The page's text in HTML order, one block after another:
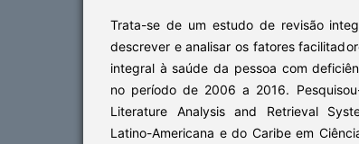
Trata-se de um estudo de revisão
descrever e analisar os fatores
integral à saúde da pessoa com
no período de 2006 a 2016.
Literature Analysis and Retrieval
Latino-Americana e do Caribe em